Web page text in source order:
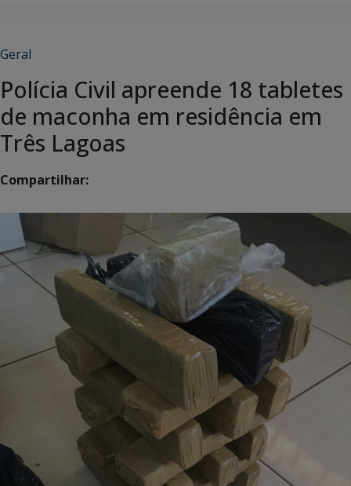
Geral
Polícia Civil apreende 18 tabletes
de maconha em residência em
Três Lagoas
Compartilhar: